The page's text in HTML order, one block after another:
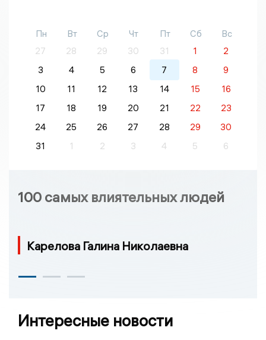
Пн Вт Ср Чт Пт Сб
Вс
27
28 29 30 31 1
2
3
4 5 6 7 8
9
10
11 12 13 14 15
16
17
18 19 20 21 22
23
24
25 26 27 28 29
30
31
1 2 3 4 5 6
100 самых влиятельных людей
Карелова Галина Николаевна
Интересные новости